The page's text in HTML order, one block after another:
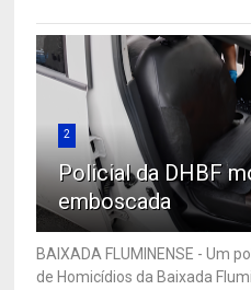
2
Policial da DHBF
emboscada
BAIXADA FLUMINENSE - Um
de Homicídios da Baixada